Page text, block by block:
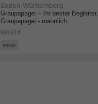
Graupapagei – Ihr bester Begleiter,
Graupapagei - männlich
Baden-Württemberg
690,00 €
PRIVAT